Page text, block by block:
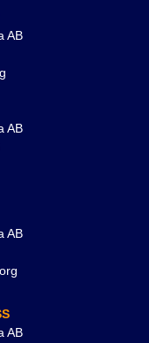
AB
AB
AB
AB